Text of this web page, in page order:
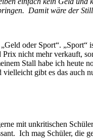
Damit wäre der
oder Sport“. „Sport“
nicht mehr verkauft,
Stall habe ich heute
gibt es das auch
mit unkritischen
Ich mag Schüler, die